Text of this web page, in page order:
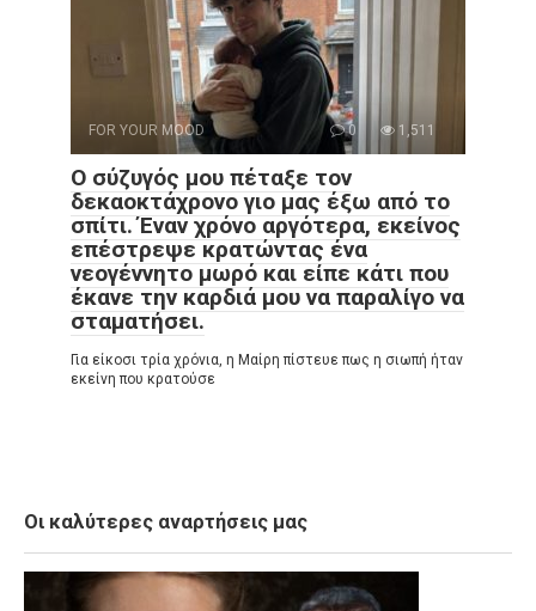
FOR YOUR MOOD 0 1,511
Ο σύζυγός μου πέταξε τον
δεκαοκτάχρονο γιο μας έξω από το
σπίτι. Έναν χρόνο αργότερα, εκείνος
επέστρεψε κρατώντας ένα
νεογέννητο μωρό και είπε κάτι που
έκανε την καρδιά μου να παραλίγο να
σταματήσει.
Για είκοσι τρία χρόνια, η Μαίρη πίστευε πως η σιωπή ήταν
εκείνη που κρατούσε
Οι καλύτερες αναρτήσεις μας